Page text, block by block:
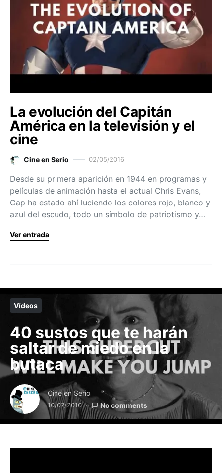
La evolución del Capitán
América en la televisión y el
cine
Cine en Serio 02/05/2016
Desde su primera aparición en 1944 en programas y
películas de animación hasta el actual Chris Evans,
Cap ha estado ahí luciendo los colores rojo, blanco y
azul del escudo, todo un símbolo de patriotismo y…
Ver entrada
Vídeos
40 sustos que te harán
saltar de miedo en la
butaca
Cine en Serio
10/07/2016 No comments